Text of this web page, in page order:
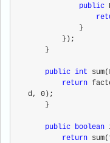
public
            }
        });
    }
public int
return
d, 0);
    }
public boolean
return